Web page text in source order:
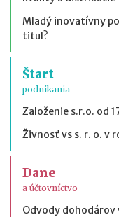
Mladý inovatívny
titul?
Štart
podnikania
Založenie s.r.o. od
Živnosť vs s. r. o. v
Dane
a účtovníctvo
Odvody dohodárov